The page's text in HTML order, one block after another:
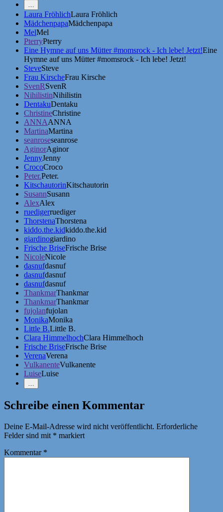
…
Erwähnungen
zeigen
Laura FröhlichLaura Fröhlich
MädchenpapaMädchenpapa
MelMel
PterryPterry
Eine Hymne auf uns Mütter #momsrock - Ich lebe! Jetzt!Eine
Hymne auf uns Mütter #momsrock - Ich lebe! Jetzt!
SteveSteve
Frau KirscheFrau Kirsche
SvenRSvenR
NihilistinNihilistin
DentakuDentaku
ChristineChristine
ANNAANNA
MartinaMartina
seanroseseanrose
AginorAginor
JennyJenny
CrocoCroco
Peter.Peter.
KitschautorinKitschautorin
SusannSusann
AlexAlex
ruedigerruediger
ThorstenaThorstena
kiddo.the.kidkiddo.the.kid
giardinogiardino
Frische BriseFrische Brise
NicoleNicole
dasnufdasnuf
dasnufdasnuf
dasnufdasnuf
ThankmarThankmar
ThankmarThankmar
fujolanfujolan
MonikaMonika
Little B.Little B.
Clara HimmelhochClara Himmelhoch
Frische BriseFrische Brise
VerenaVerena
VulkanenteVulkanente
LuiseLuise
…
Erwähnungen
Schreibe einen Kommentar
Deine E-Mail-Adresse wird nicht veröffentlicht. Erforderliche
Felder sind mit * markiert
Kommentar *